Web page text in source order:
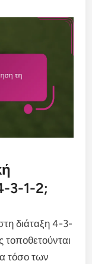
3-1-2;
διάταξη 4-3-
τοποθετούνται
τόσο των